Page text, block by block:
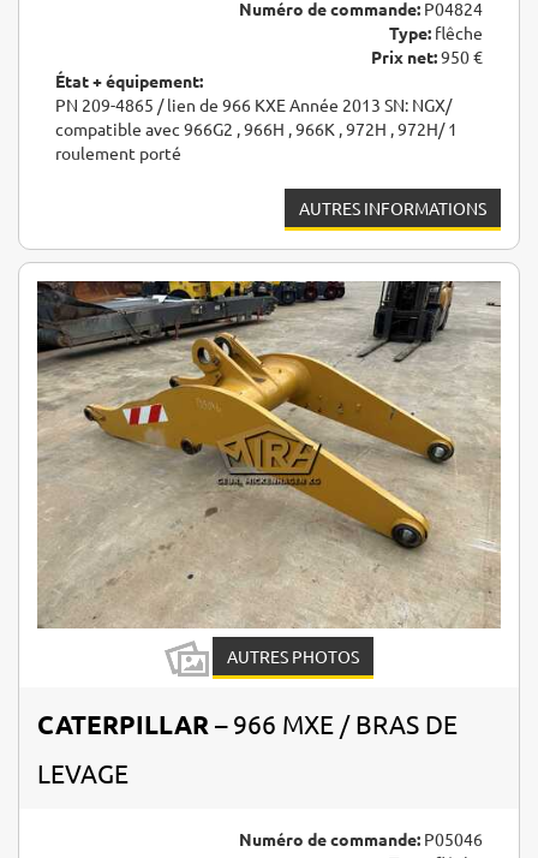
Numéro de commande: P04824
Type: flêche
Prix net:950 €
État + équipement:
PN 209-4865 / lien de 966 KXE Année 2013 SN: NGX/
compatible avec 966G2 , 966H , 966K , 972H , 972H/ 1
roulement porté
AUTRES INFORMATIONS
AUTRES PHOTOS
CATERPILLAR – 966 MXE / BRAS DE
LEVAGE
Numéro de commande: P05046